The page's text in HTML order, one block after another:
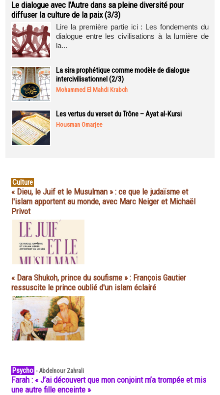
Le dialogue avec l’Autre dans sa pleine diversité pour
diffuser la culture de la paix (3/3)
Lire la première partie ici : Les fondements du
dialogue entre les civilisations à la lumière de
la...
La sira prophétique comme modèle de dialogue
intercivilisationnel (2/3)
Mohammed El Mahdi Krabch
Les vertus du verset du Trône – Ayat al-Kursi
Housman Omarjee
Culture
« Dieu, le Juif et le Musulman » : ce que le judaïsme et
l'islam apportent au monde, avec Marc Neiger et Michaël
Privot
« Dara Shukoh, prince du soufisme » : François Gautier
ressuscite le prince oublié d'un islam éclairé
Psycho -Abdelnour Zahrali
Farah : « J’ai découvert que mon conjoint m’a trompée et mis
une autre fille enceinte »